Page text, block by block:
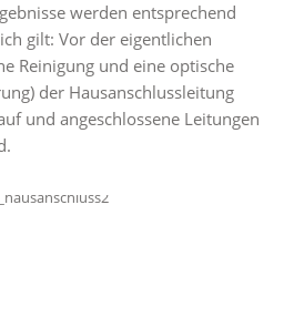
werden entsprechend
gilt: Vor der eigentlichen
Reinigung und eine optische
der Hausanschlussleitung
und angeschlossene Leitungen